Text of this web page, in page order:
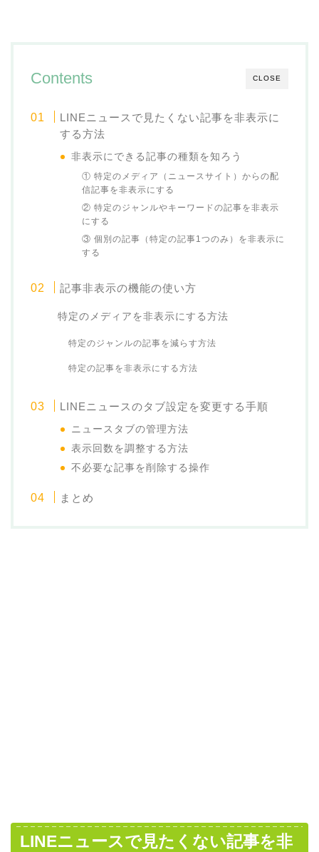
CLOSE
Contents
LINEニュースで見たくない記事を非表示に
する方法
非表示にできる記事の種類を知ろう
① 特定のメディア（ニュースサイト）からの配
信記事を非表示にする
② 特定のジャンルやキーワードの記事を非表示
にする
③ 個別の記事（特定の記事1つのみ）を非表示に
する
記事非表示の機能の使い方
特定のメディアを非表示にする方法
特定のジャンルの記事を減らす方法
特定の記事を非表示にする方法
LINEニュースのタブ設定を変更する手順
ニュースタブの管理方法
表示回数を調整する方法
不必要な記事を削除する操作
まとめ
LINEニュースで見たくない記事を非